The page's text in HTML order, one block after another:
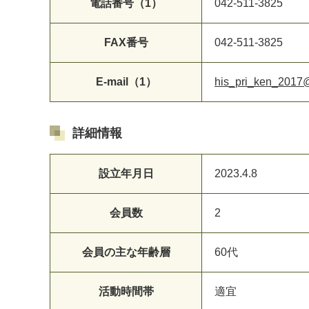
電話番号（1） 042-511-3825
FAX番号 042-511-3825
E-mail（1）
詳細情報
設立年月日 2023.4.8
会員数 2
会員の主な年齢層 60代
活動時間帯 適宜